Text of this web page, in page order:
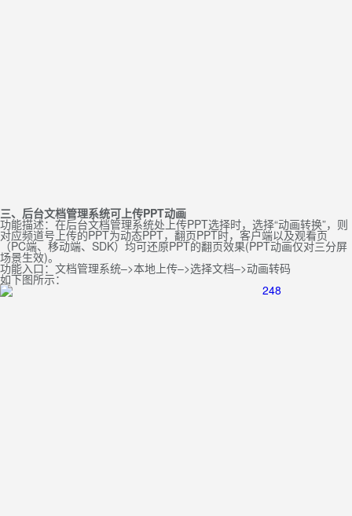
三、后台文档管理系统可上传PPT动画
功能描述：在后台文档管理系统处上传PPT选择时，选择“动画转换”，则
对应频道号上传的PPT为动态PPT，翻页PPT时，客户端以及观看页
（PC端、移动端、SDK）均可还原PPT的翻页效果(PPT动画仅对三分屏
场景生效)。
功能入口：文档管理系统–>本地上传–>选择文档–>动画转码
如下图所示：